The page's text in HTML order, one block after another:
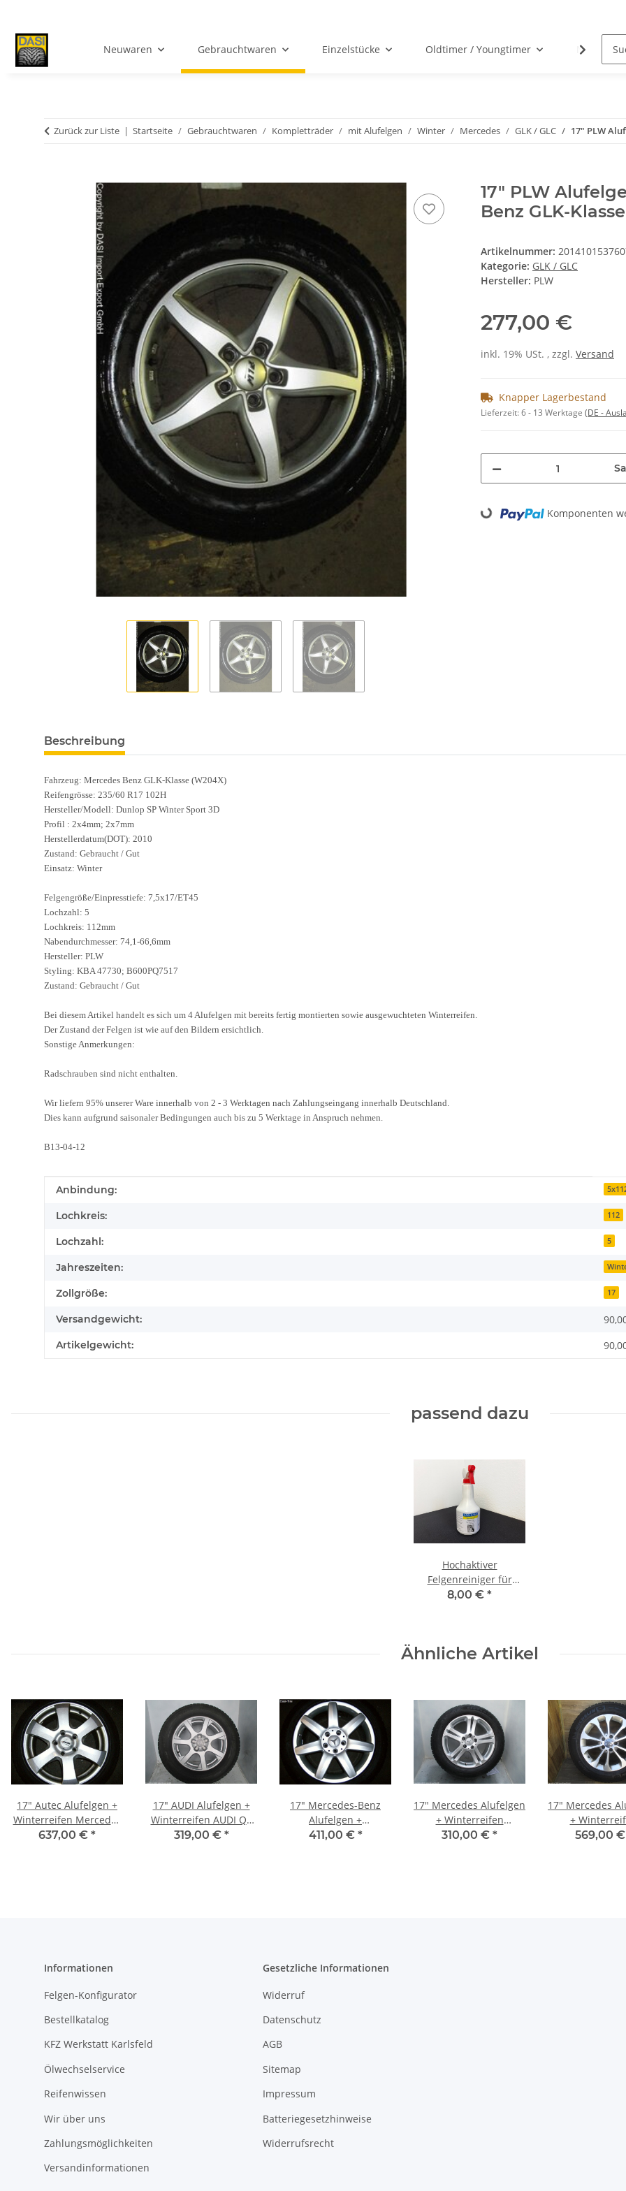
Neuwaren Gebrauchtwaren Einzelstücke Oldtimer / Youngtimer
Zurück zur Liste Startseite Gebrauchtwaren Kompletträder mit Alufelgen Winter Mercedes GLK / GLC 17" PLW
17" PLW
Benz GLK-
Artikelnummer:
Kategorie: GLK / GLC
Hersteller: PLW
277,00 €
inkl. 19% USt. , zzgl. Versand
Knapper Lagerbestand
Lieferzeit:6 - 13 Werktage (DE -
Loading... Komponenten
Beschreibung
Fahrzeug: Mercedes Benz GLK-Klasse (W204X)
Reifengrösse: 235/60 R17 102H
Hersteller/Modell: Dunlop SP Winter Sport 3D
Profil : 2x4mm; 2x7mm
Herstellerdatum(DOT): 2010
Zustand: Gebraucht / Gut
Einsatz: Winter
Felgengröße/Einpresstiefe: 7,5x17/ET45
Lochzahl: 5
Lochkreis: 112mm
Nabendurchmesser: 74,1-66,6mm
Hersteller: PLW
Styling: KBA 47730; B600PQ7517
Zustand: Gebraucht / Gut
Bei diesem Artikel handelt es sich um 4 Alufelgen mit bereits fertig montierten sowie ausgewuchteten Winterreifen.
Der Zustand der Felgen ist wie auf den Bildern ersichtlich.
Sonstige Anmerkungen:
Radschrauben sind nicht enthalten.
Wir liefern 95% unserer Ware innerhalb von 2 - 3 Werktagen nach Zahlungseingang innerhalb Deutschland.
Dies kann aufgrund saisonaler Bedingungen auch bis zu 5 Werktage in Anspruch nehmen.
B13-04-12
Produkteigenschaft
Wert
Anbindung:
Lochkreis: 112
Lochzahl: 5
Jahreszeiten:
Zollgröße: 17
Versandgewicht:
Artikelgewicht:
passend dazu
Hochaktiver
Felgenreiniger für
Stahl-,
8,00 € *
Ähnliche Artikel
17" Autec Alufelgen +
Winterreifen Mercedes
M-Klasse W164
637,00 € *
17" AUDI Alufelgen +
Winterreifen AUDI Q5
(8R)
319,00 € *
17" Mercedes-Benz
Alufelgen +
Winterreifen SL W230
411,00 € *
17" Mercedes Alufelgen
+ Winterreifen
Mercedes S-Klasse
310,00 € *
17" Mercedes
+
Mercedes GLA
569,00
Informationen
Felgen-Konfigurator
Bestellkatalog
KFZ Werkstatt Karlsfeld
Ölwechselservice
Reifenwissen
Wir über uns
Zahlungsmöglichkeiten
Versandinformationen
Gesetzliche Informationen
Widerruf
Datenschutz
AGB
Sitemap
Impressum
Batteriegesetzhinweise
Widerrufsrecht